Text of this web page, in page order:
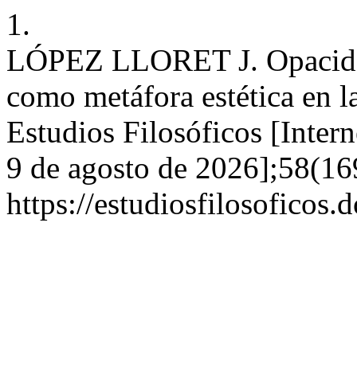
1.
LÓPEZ LLORET J.
como metáfora estética
Estudios Filosóficos
9 de agosto de
https://